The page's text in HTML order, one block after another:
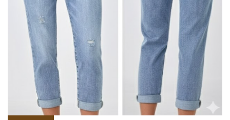
PERFUMES
BISUTERIA
BOLSOS Y MONEDEROS
CALZADO